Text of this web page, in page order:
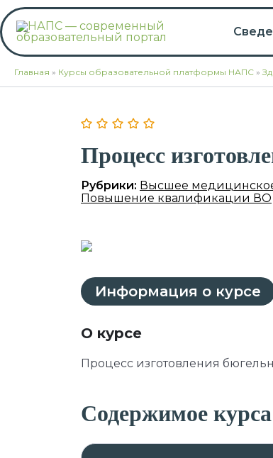
Перейти
к
содержимому
Главная » Курсы образовательной платформы НАПС »
Процесс
Рубрики: Высшее
Повышение квалификации ВО
Информация о курсе
О курсе
Процесс изготовления
Содержимое курса